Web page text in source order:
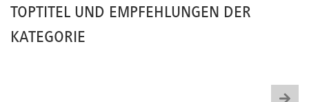
TOPTITEL UND EMPFEHLUNGEN DER
KATEGORIE